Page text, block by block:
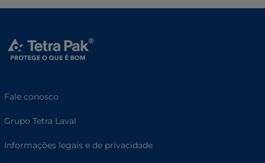
Fale conosco
Grupo Tetra Laval
Informações legais e de privacidade